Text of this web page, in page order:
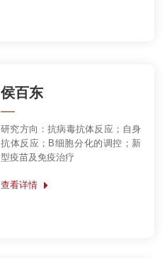
侯百东
研究方向：抗病毒抗体反应；自身
抗体反应；B细胞分化的调控；新
型疫苗及免疫治疗
查看详情